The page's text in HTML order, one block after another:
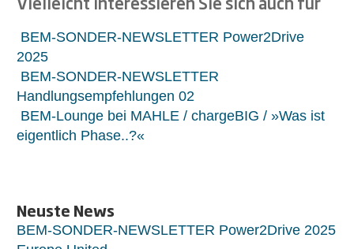
BEM-SONDER-NEWSLETTER Power2Drive
2025
BEM-SONDER-NEWSLETTER
Handlungsempfehlungen 02
BEM-Lounge bei MAHLE / chargeBIG / »Was ist
eigentlich Phase..?«
Neuste News
BEM-SONDER-NEWSLETTER Power2Drive 2025